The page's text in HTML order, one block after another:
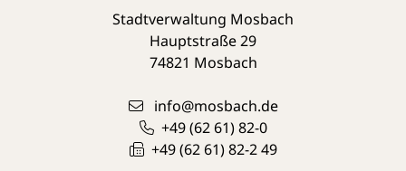
Stadtverwaltung Mosbach
Hauptstraße 29
74821 Mosbach
info@mosbach.de
+49 (62 61) 82-0
+49 (62 61) 82-2 49